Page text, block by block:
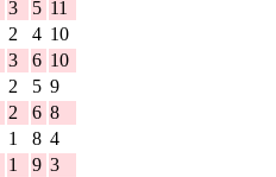
3 5 11
2 4 10
3 6 10
2 5 9
2 6 8
1 8 4
1 9 3